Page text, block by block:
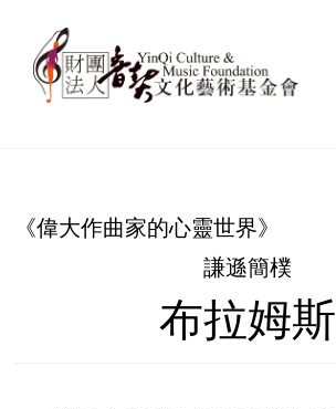
《偉大作曲家的心靈世界》
謙遜簡樸
布拉姆斯